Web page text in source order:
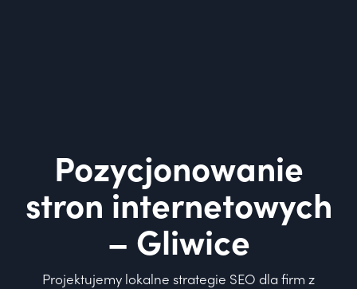
Pozycjonowanie
stron internetowych
– Gliwice
Projektujemy lokalne strategie SEO dla firm z